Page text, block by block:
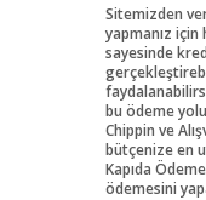
Sitemizden
yapmanız için
sayesinde
bu ödeme
Chippin ve
bütçenize en
Kapıda
ödemesini